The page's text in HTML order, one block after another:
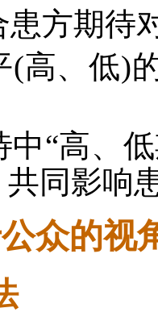
患方期待
(高、低)
中“高、
同影响
众的视